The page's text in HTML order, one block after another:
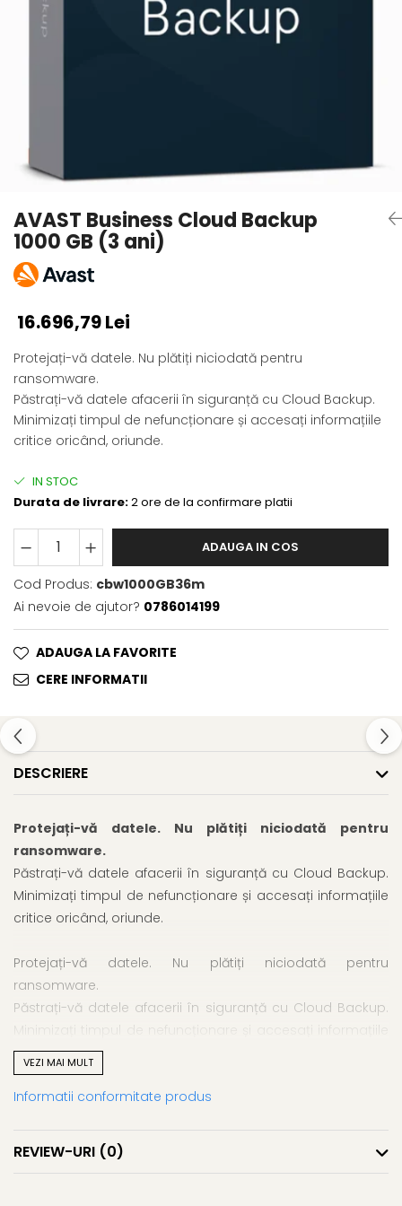
AVAST Driver Updater
AVAST SecureLine VPN
AVAST Business Cloud Backup
1000 GB (3 ani)
16.696,79 Lei
Protejați-vă datele. Nu plătiți niciodată pentru
ransomware.
Păstrați-vă datele afacerii în siguranță cu Cloud Backup.
Minimizați timpul de nefuncționare și accesați informațiile
critice oricând, oriunde.
IN STOC
Durata de livrare:2 ore de la confirmare platii
ADAUGA IN COS
Cod Produs: cbw1000GB36m
Ai nevoie de ajutor? 0786014199
ADAUGA LA FAVORITE
CERE INFORMATII
DESCRIERE
Protejați-vă datele. Nu plătiți niciodată pentru
ransomware.
Păstrați-vă datele afacerii în siguranță cu Cloud Backup.
Minimizați timpul de nefuncționare și accesați informațiile
critice oricând, oriunde.
Protejați-vă datele. Nu plătiți niciodată pentru
ransomware.
Păstrați-vă datele afacerii în siguranță cu Cloud Backup.
Minimizați timpul de nefuncționare și accesați informațiile
critice oricând, oriunde.
De ce aveți nevoie de backup?
ransomware crescânde și nevoile de conformitate în
creștere, riscul pentru dispozitivele afacerii dvs. nu a fost
VEZI MAI MULT
Informatii conformitate produs
REVIEW-URI (0)